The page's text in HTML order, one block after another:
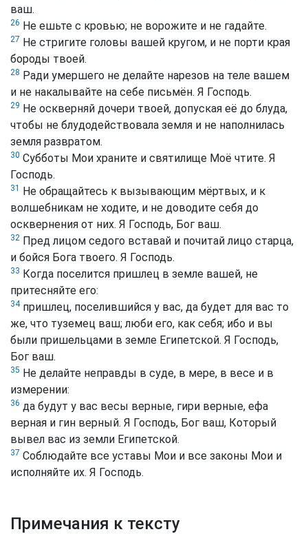
ваш.
26 Не ешьте с кровью; не ворожите и не гадайте.
27 Не стригите головы вашей кругом, и не порти края
бороды твоей.
28 Ради умершего не делайте нарезов на теле вашем
и не накалывайте на себе письмён. Я Господь.
29 Не оскверняй дочери твоей, допуская её до блуда,
чтобы не блудодействовала земля и не наполнилась
земля развратом.
30 Субботы Мои храните и святилище Моё чтите. Я
Господь.
31 Не обращайтесь к вызывающим мёртвых, и к
волшебникам не ходите, и не доводите себя до
осквернения от них. Я Господь, Бог ваш.
32 Пред лицом седого вставай и почитай лицо старца,
и бойся Бога твоего. Я Господь.
33 Когда поселится пришлец в земле вашей, не
притесняйте его:
34пришлец, поселившийся у вас, да будет для вас то
же, что туземец ваш; люби его, как себя; ибо и вы
были пришельцами в земле Египетской. Я Господь,
Бог ваш.
35 Не делайте неправды в суде, в мере, в весе и в
измерении:
36 да будут у вас весы верные, гири верные, ефа
верная и гин верный. Я Господь, Бог ваш, Который
вывел вас из земли Египетской.
37 Соблюдайте все уставы Мои и все законы Мои и
исполняйте их. Я Господь.
Примечания к тексту